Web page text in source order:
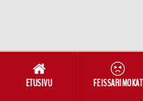
ETUSIVU FEISSARIMOKAT